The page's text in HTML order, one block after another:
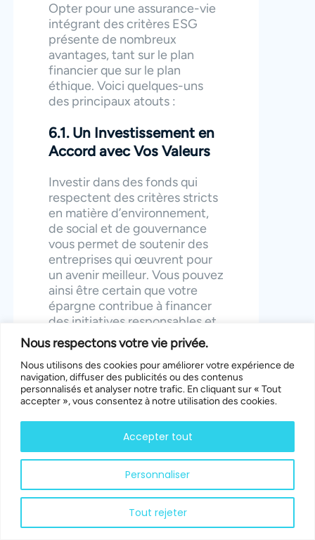
Nous respectons votre vie privée.
Nous utilisons des cookies pour améliorer votre expérience de
navigation, diffuser des publicités ou des contenus
personnalisés et analyser notre trafic. En cliquant sur « Tout
accepter », vous consentez à notre utilisation des cookies.
Personnaliser
Tout rejeter
Accepter tout
Opter pour une assurance-vie
intégrant des critères ESG
présente de nombreux
avantages, tant sur le plan
financier que sur le plan
éthique. Voici quelques-uns
des principaux atouts :
6.1. Un Investissement en
Accord avec Vos Valeurs
Investir dans des fonds qui
respectent des critères stricts
en matière d’environnement,
de social et de gouvernance
vous permet de soutenir des
entreprises qui œuvrent pour
un avenir meilleur. Vous pouvez
ainsi être certain que votre
épargne contribue à financer
des initiatives responsables et
innovantes.
6.2. Une Meilleure Gestion
des Risques
Les entreprises qui adoptent
des pratiques durables sont
souvent mieux préparées pour
faire face aux crises
économiques et
environnementales. En
choisissant des supports
d’investissement ESG, vous